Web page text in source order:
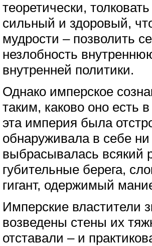
теоретически,
сильный и здоровый,
мудрости – позволить
незлобность
внутренней политики.
Однако имперское
таким, каково оно есть
эта империя была
обнаруживала в себе
выбрасывалась всякий
губительные берега,
гигант, одержимый
Имперские властители
возведены стены их
отставали – и